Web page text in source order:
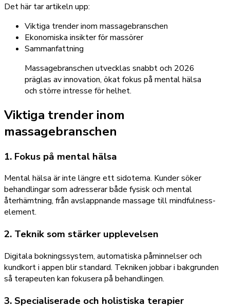
Det här tar artikeln upp:
Viktiga trender inom massagebranschen
Ekonomiska insikter för massörer
Sammanfattning
Massagebranschen utvecklas snabbt och 2026
präglas av innovation, ökat fokus på mental hälsa
och större intresse för helhet.
Viktiga trender inom
massagebranschen
1. Fokus på mental hälsa
Mental hälsa är inte längre ett sidotema. Kunder söker
behandlingar som adresserar både fysisk och mental
återhämtning, från avslappnande massage till mindfulness-
element.
2. Teknik som stärker upplevelsen
Digitala bokningssystem, automatiska påminnelser och
kundkort i appen blir standard. Tekniken jobbar i bakgrunden
så terapeuten kan fokusera på behandlingen.
3. Specialiserade och holistiska terapier